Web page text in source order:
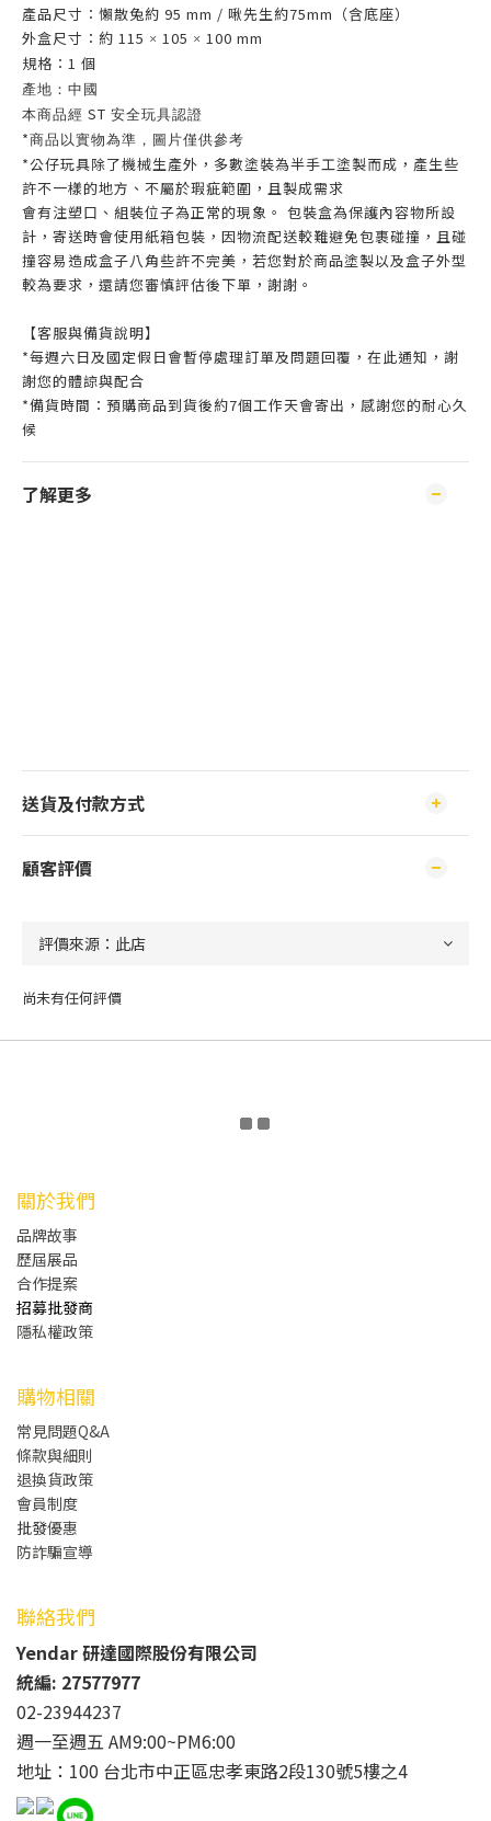
產品尺寸：懶散兔約 95 mm / 啾先生約75mm（含底座）
外盒尺寸：約 115 × 105 × 100 mm
規格：1 個
產地：中國
本商品經 ST 安全玩具認證
*商品以實物為準，圖片僅供參考
*公仔玩具除了機械生產外，多數塗裝為半手工塗製而成，產生些
許不一樣的地方、不屬於瑕疵範圍，且製成需求
會有注塑口、組裝位子為正常的現象。 包裝盒為保護內容物所設
計，寄送時會使用紙箱包裝，因物流配送較難避免包裹碰撞，且碰
撞容易造成盒子八角些許不完美，若您對於商品塗製以及盒子外型
較為要求，還請您審慎評估後下單，謝謝。
【客服與備貨說明】
*每週六日及國定假日會暫停處理訂單及問題回覆，在此通知，謝
謝您的體諒與配合
*備貨時間：預購商品到貨後約7個工作天會寄出，感謝您的耐心久
候
了解更多
送貨及付款方式
顧客評價
尚未有任何評價
關於我們
品牌故事
歷屆展品
合作提案
招募批發商
隱私權政策
購物相關
常見問題Q&A
條款與細則
退換貨政策
會員制度
批發優惠
防詐騙宣導
聯絡我們
Yendar 研達國際股份有限公司
統編: 27577977
02-23944237
週一至週五 AM9:00~PM6:00
地址：100 台北市中正區忠孝東路2段130號5樓之4